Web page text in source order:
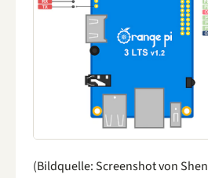
(Bildquelle: Screenshot von